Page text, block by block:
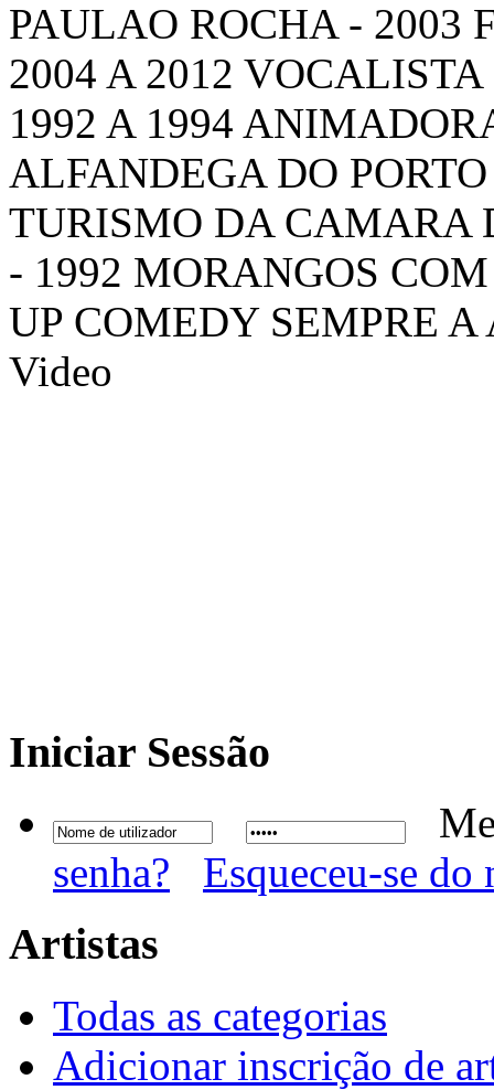
PAULAO ROCHA - 2003
2004 A 2012
1992 A 1994
ALFANDEGA DO
TURISMO DA CAMARA
- 1992 MORANGOS
UP COMEDY SEMPRE
Video
Iniciar Sessão
senha?
Esqueceu-se
Artistas
Todas as categorias
Adicionar inscrição de